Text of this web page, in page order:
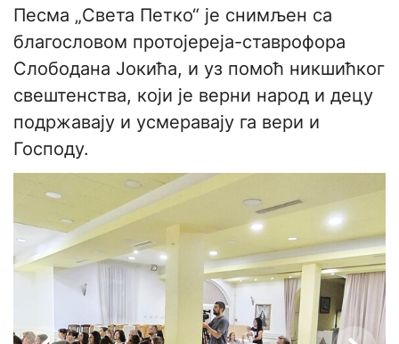
Песма „Света Петко“ је снимљен са
благословом протојереја-ставрофора
Слободана Јокића, и уз помоћ никшићког
свештенства, који је верни народ и децу
подржавају и усмеравају га вери и
Господу.